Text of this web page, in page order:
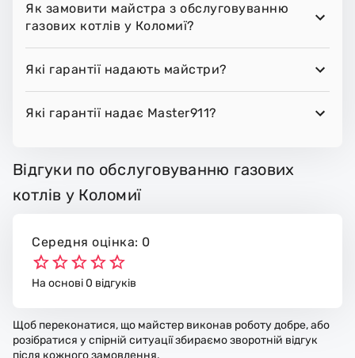
Як замовити майстра з обслуговуванню
газових котлів у Коломиї?
Які гарантії надають майстри?
Які гарантії надає Master911?
Відгуки по обслуговуванню газових
котлів у Коломиї
Середня оцінка: 0
На основі 0 відгуків
Щоб переконатися, що майстер виконав роботу добре, або
розібратися у спірній ситуації збираємо зворотній відгук
після кожного замовлення.